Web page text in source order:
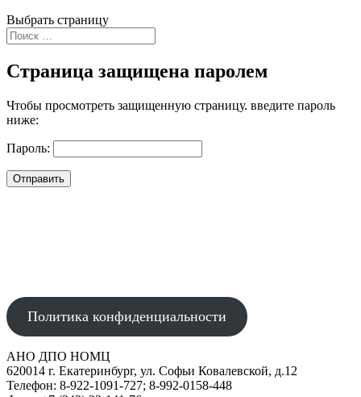
Выбрать страницу
Страница защищена паролем
Чтобы просмотреть защищенную страницу. введите пароль
ниже:
Пароль:
Отправить
Политика конфиденциальности
АНО ДПО НОМЦ
620014 г. Екатеринбург, ул. Софьи Ковалевской, д.12
Телефон: 8-922-1091-727; 8-992-0158-448